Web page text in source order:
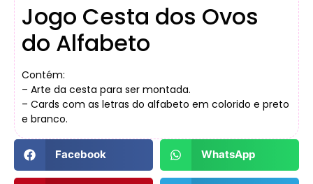
Jogo Cesta dos Ovos
do Alfabeto
Contém:
– Arte da cesta para ser montada.
– Cards com as letras do alfabeto em colorido e preto
e branco.
Facebook WhatsApp